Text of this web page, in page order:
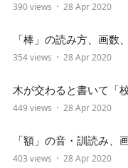
390 views 28 Apr 2020
「棒」の読み方、画数
354 views 28 Apr 2020
木が交わると書いて「
449 views 28 Apr 2020
「額」の音・訓読み、
403 views 28 Apr 2020